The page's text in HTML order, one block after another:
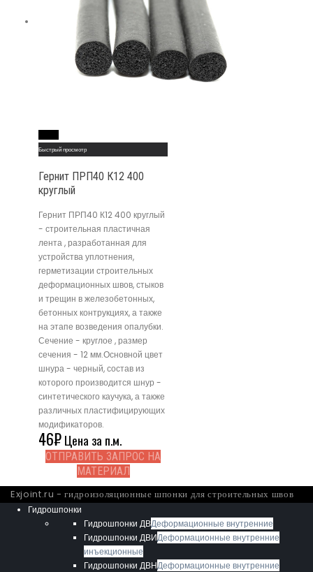
Быстрый просмотр
Гернит ПРП40 К12 400
круглый
Гернит ПРП40 К12 400 круглый
- строительная пластичная
лента , разработанная для
устройства уплотнения,
герметизации строительных
деформационных швов, стыков
и трещин в железобетонных,
бетонных контрукциях, а также
на этапе возведения опалубки.
Сечение - круглое , размер
сечения - 12 мм.Основной цвет
шнура - черный, состав из
которого производится шнур -
синтетического каучука, а также
различных пластифицирующих
модификаторов.
46₽Цена за п.м.
ОТПРАВИТЬ ЗАПРОС НА
МАТЕРИАЛ
Exjoint.ru - гидроизоляционные шпонки для строительных швов
Гидрошпонки
Гидрошпонки ДВДеформационные внутренние
Гидрошпонки ДВИДеформационные внутренние
инъекционные
Гидрошпонки ДВНДеформационные внутренние